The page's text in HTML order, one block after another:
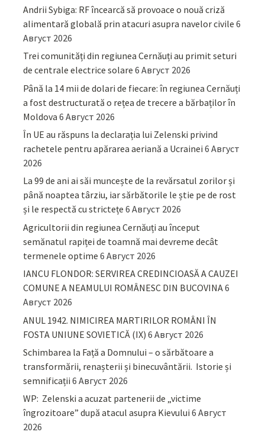
Andrii Sybiga: RF încearcă să provoace o nouă criză
alimentară globală prin atacuri asupra navelor civile 6
Август 2026
Trei comunități din regiunea Cernăuți au primit seturi
de centrale electrice solare 6 Август 2026
Până la 14 mii de dolari de fiecare: în regiunea Cernăuți
a fost destructurată o rețea de trecere a bărbaților în
Moldova 6 Август 2026
În UE au răspuns la declarația lui Zelenski privind
rachetele pentru apărarea aeriană a Ucrainei 6 Август
2026
La 99 de ani ai săi muncește de la revărsatul zorilor și
până noaptea târziu, iar sărbătorile le știe pe de rost
și le respectă cu strictețe 6 Август 2026
Agricultorii din regiunea Cernăuți au început
semănatul rapiței de toamnă mai devreme decât
termenele optime 6 Август 2026
IANCU FLONDOR: SERVIREA CREDINCIOASĂ A CAUZEI
COMUNE A NEAMULUI ROMÂNESC DIN BUCOVINA6
Август 2026
ANUL 1942. NIMICIREA MARTIRILOR ROMÂNI ÎN
FOSTA UNIUNE SOVIETICĂ (IX) 6 Август 2026
Schimbarea la Față a Domnului – o sărbătoare a
transformării, renașterii și binecuvântării. Istorie și
semnificații 6 Август 2026
WP: Zelenski a acuzat partenerii de „victime
îngrozitoare” după atacul asupra Kievului 6 Август
2026